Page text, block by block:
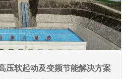
压软起动及变频节能解决方案